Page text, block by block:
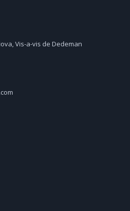
Vis-a-vis de Dedeman